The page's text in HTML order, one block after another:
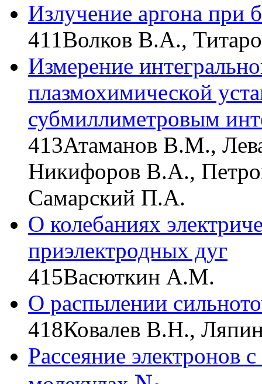
Излучение аргона при
411Волков В.А.,
Измерение
плазмохимической
субмиллиметровым
413Атаманов В.М.,
Никифоров В.А.,
Самарский П.А.
О колебаниях
приэлектродных дуг
415Васюткин А.М.
О распылении
418Ковалев В.Н.,
Рассеяние электронов с